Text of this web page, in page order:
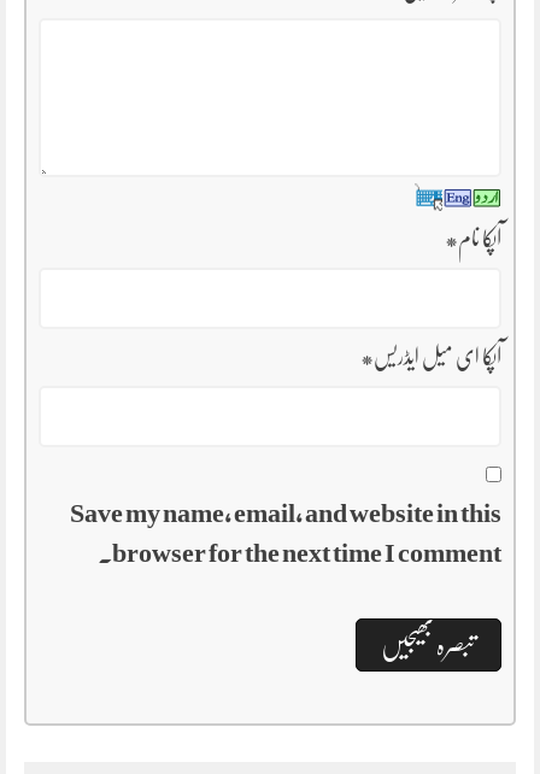
آپکا نام*
آپکا ای میل ایڈریس*
Save my name, email, and website in this
browser for the next time I comment.